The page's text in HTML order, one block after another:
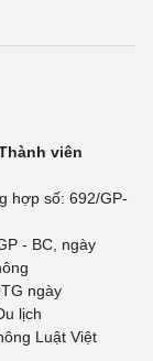
viên
hợp số: 692/GP-
- BC, ngày
ngày
lịch
Luật Việt